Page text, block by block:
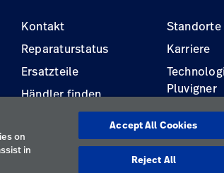
Kontakt
Reparaturstatus
Ersatzteile
Händler finden
Gerätewartung und -
reparatur
Standorte
Karriere
Pluvigner
on
in
Accept All Cookies
Reject All